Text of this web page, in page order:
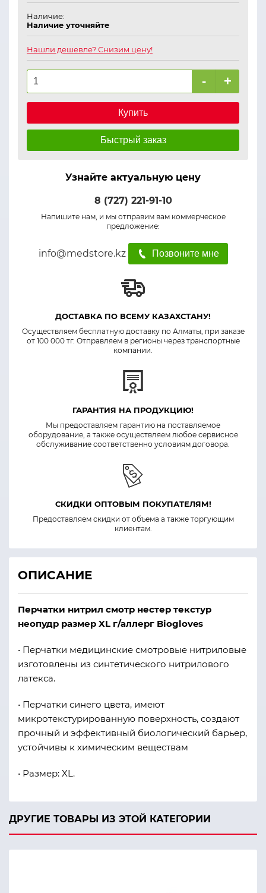
Наличие:
Наличие уточняйте
Нашли дешевле? Снизим цену!
- +
Купить
Быстрый заказ
Узнайте актуальную цену
8 (727) 221-91-10
Напишите нам, и мы отправим вам коммерческое
предложение:
info@medstore.kz Позвоните мне
ДОСТАВКА ПО ВСЕМУ КАЗАХСТАНУ!
Осуществляем бесплатную доставку по Алматы, при заказе
от 100 000 тг. Отправляем в регионы через транспортные
компании.
ГАРАНТИЯ НА ПРОДУКЦИЮ!
Мы предоставляем гарантию на поставляемое
оборудование, а также осуществляем любое сервисное
обслуживание соответственно условиям договора.
СКИДКИ ОПТОВЫМ ПОКУПАТЕЛЯМ!
Предоставляем скидки от объема а также торгующим
клиентам.
ОПИСАНИЕ
Перчатки нитрил смотр нестер текстур
неопудр размер XL г/аллерг Biogloves
• Перчатки медицинские смотровые нитриловые
изготовлены из синтетического нитрилового
латекса.
• Перчатки синего цвета, имеют
микротекстурированную поверхность, создают
прочный и эффективный биологический барьер,
устойчивы к химическим веществам
• Размер: XL.
ДРУГИЕ ТОВАРЫ ИЗ ЭТОЙ КАТЕГОРИИ